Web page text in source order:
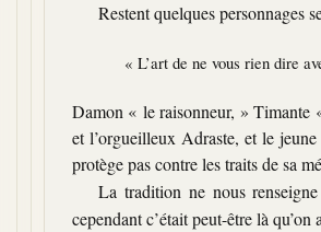
Restent quelques personnages
« L’art de ne vous rien dire
Damon « le raisonneur, » Timante
et l’orgueilleux Adraste, et le
protège pas contre les traits de sa
La tradition ne nous
cependant c’était peut-être là